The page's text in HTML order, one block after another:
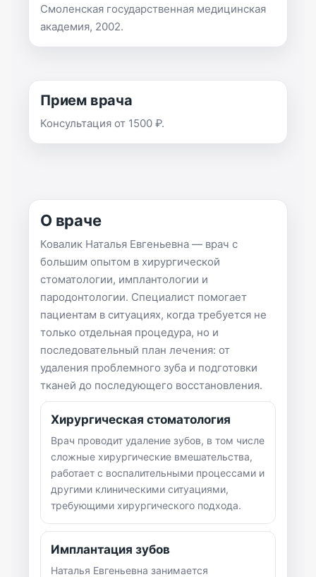
Смоленская государственная медицинская
академия, 2002.
Прием врача
Консультация от 1500 ₽.
О враче
Ковалик Наталья Евгеньевна — врач с
большим опытом в хирургической
стоматологии, имплантологии и
пародонтологии. Специалист помогает
пациентам в ситуациях, когда требуется не
только отдельная процедура, но и
последовательный план лечения: от
удаления проблемного зуба и подготовки
тканей до последующего восстановления.
Хирургическая стоматология
Врач проводит удаление зубов, в том числе
сложные хирургические вмешательства,
работает с воспалительными процессами и
другими клиническими ситуациями,
требующими хирургического подхода.
Имплантация зубов
Наталья Евгеньевна занимается